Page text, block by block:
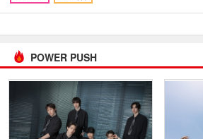
POWER PUSH